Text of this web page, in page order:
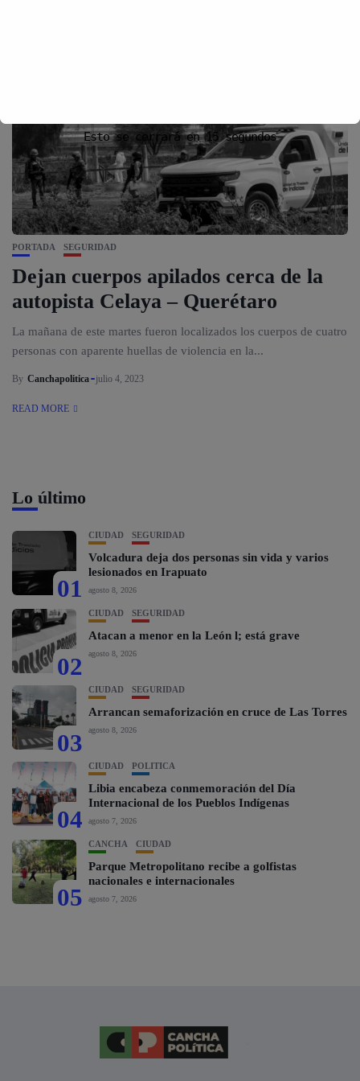
PORTADA SEGURIDAD
Dejan cuerpos apilados cerca de la
autopista Celaya – Querétaro
La mañana de este martes fueron localizados los cuerpos de cuatro
personas con aparente huellas de violencia en la...
By Canchapolitica julio 4, 2023
READ MORE
Lo último
01
CIUDAD SEGURIDAD
Volcadura deja dos personas sin vida y varios
lesionados en Irapuato
agosto 8, 2026
02
CIUDAD SEGURIDAD
Atacan a menor en la León l; está grave
agosto 8, 2026
03
CIUDAD SEGURIDAD
Arrancan semaforización en cruce de Las Torres
agosto 8, 2026
04
CIUDAD POLÍTICA
Libia encabeza conmemoración del Día
Internacional de los Pueblos Indígenas
agosto 7, 2026
05
CANCHA CIUDAD
Parque Metropolitano recibe a golfistas
nacionales e internacionales
agosto 7, 2026
Esto se cerrará en15 segundos